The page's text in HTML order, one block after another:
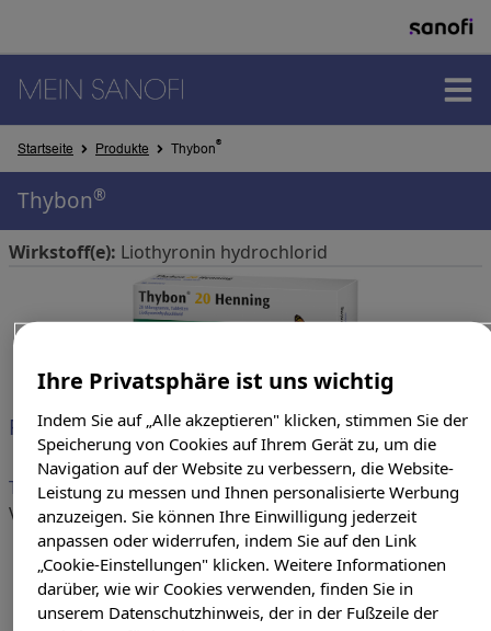
THERAPIEGEBIETE
SUCHERGEBNISSE
Startseite Produkte Thybon®
Thybon®
Wirkstoff(e): Liothyronin hydrochlorid
Produkte & Darreichungsform
THYBON 20 Henning Tabletten
verschreibungspflichtig
Ihre Privatsphäre ist uns wichtig
Indem Sie auf „Alle akzeptieren" klicken, stimmen Sie der
Speicherung von Cookies auf Ihrem Gerät zu, um die
Navigation auf der Website zu verbessern, die Website-
Leistung zu messen und Ihnen personalisierte Werbung
anzuzeigen. Sie können Ihre Einwilligung jederzeit
anpassen oder widerrufen, indem Sie auf den Link
„Cookie-Einstellungen" klicken. Weitere Informationen
darüber, wie wir Cookies verwenden, finden Sie in
unserem Datenschutzhinweis, der in der Fußzeile der